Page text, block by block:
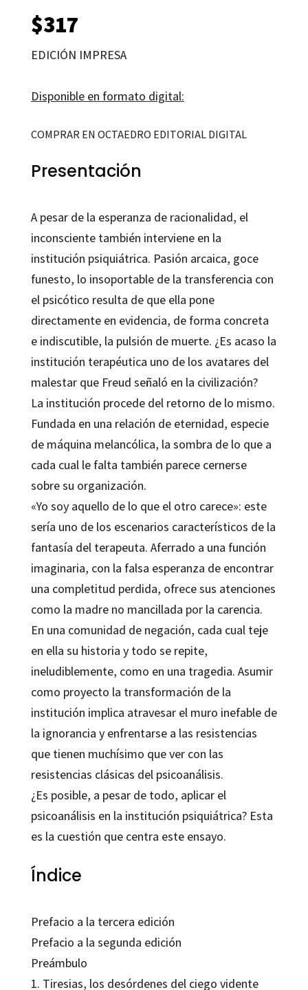
$317
EDICIÓN IMPRESA
Disponible en formato digital:
COMPRAR EN OCTAEDRO EDITORIAL DIGITAL
Presentación
A pesar de la esperanza de racionalidad, el
inconsciente también interviene en la
institución psiquiátrica. Pasión arcaica, goce
funesto, lo insoportable de la transferencia con
el psicótico resulta de que ella pone
directamente en evidencia, de forma concreta
e indiscutible, la pulsión de muerte. ¿Es acaso la
institución terapéutica uno de los avatares del
malestar que Freud señaló en la civilización?
La institución procede del retorno de lo mismo.
Fundada en una relación de eternidad, especie
de máquina melancólica, la sombra de lo que a
cada cual le falta también parece cernerse
sobre su organización.
«Yo soy aquello de lo que el otro carece»: este
sería uno de los escenarios característicos de la
fantasía del terapeuta. Aferrado a una función
imaginaria, con la falsa esperanza de encontrar
una completitud perdida, ofrece sus atenciones
como la madre no mancillada por la carencia.
En una comunidad de negación, cada cual teje
en ella su historia y todo se repite,
ineludiblemente, como en una tragedia. Asumir
como proyecto la transformación de la
institución implica atravesar el muro inefable de
la ignorancia y enfrentarse a las resistencias
que tienen muchísimo que ver con las
resistencias clásicas del psicoanálisis.
¿Es posible, a pesar de todo, aplicar el
psicoanálisis en la institución psiquiátrica? Esta
es la cuestión que centra este ensayo.
Índice
Prefacio a la tercera edición
Prefacio a la segunda edición
Preámbulo
1. Tiresias, los desórdenes del ciego vidente